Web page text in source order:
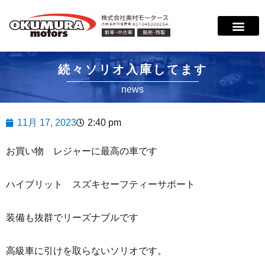
続々ソリオ入庫してます
news
11月 17, 2023 2:40 pm
お買い物 レジャーに最高の車です
ハイブリット スズキセーフティーサポート
装備も抜群でリーズナブルです
高級車に引けを取らないソリオです。